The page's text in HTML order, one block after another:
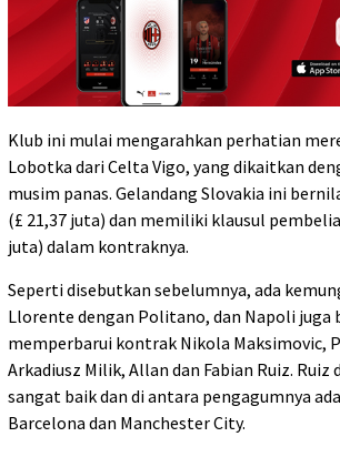
Klub ini mulai mengarahkan perhatian
Lobotka dari Celta Vigo, yang dikaitkan
musim panas. Gelandang Slovakia ini
(£ 21,37 juta) dan memiliki klausul
juta) dalam kontraknya.
Seperti disebutkan sebelumnya, ada
Llorente dengan Politano, dan Napoli juga
memperbarui kontrak Nikola Maksimovic,
Arkadiusz Milik, Allan dan Fabian Ruiz. Ruiz
sangat baik dan di antara pengagumnya
Barcelona dan Manchester City.